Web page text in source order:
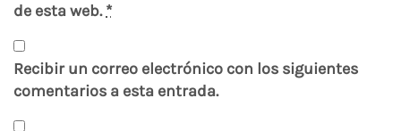
de esta web.*
Recibir un correo electrónico con los siguientes
comentarios a esta entrada.